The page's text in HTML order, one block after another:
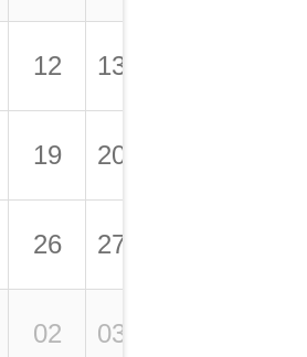
12 13
19 20
26 27
02 03